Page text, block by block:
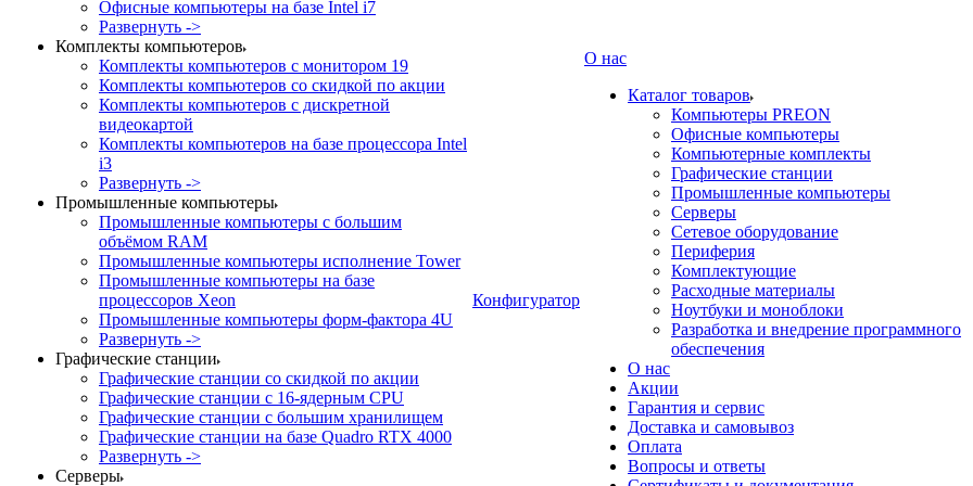
Офисные компьютеры на базе Intel i7
Развернуть ->
Комплекты компьютеров
Комплекты компьютеров с монитором 19
Комплекты компьютеров со скидкой по акции
Комплекты компьютеров с дискретной
видеокартой
Комплекты компьютеров на базе процессора Intel
i3
Развернуть ->
Промышленные компьютеры
Промышленные компьютеры с большим
объёмом RAM
Промышленные компьютеры исполнение Tower
Промышленные компьютеры на базе
процессоров Xeon
Промышленные компьютеры форм-фактора 4U
Развернуть ->
Графические станции
Графические станции со скидкой по акции
Графические станции с 16-ядерным CPU
Графические станции с большим хранилищем
Графические станции на базе Quadro RTX 4000
Развернуть ->
Серверы
Конфигуратор
О нас
Каталог товаров
Компьютеры PREON
Офисные компьютеры
Компьютерные комплекты
Графические станции
Промышленные компьютеры
Серверы
Сетевое оборудование
Периферия
Комплектующие
Расходные материалы
Ноутбуки и моноблоки
Разработка и внедрение программного
обеспечения
О нас
Акции
Гарантия и сервис
Доставка и самовывоз
Оплата
Вопросы и ответы